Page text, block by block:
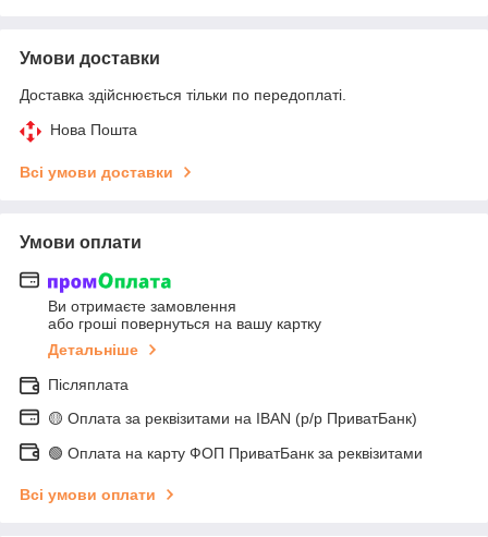
Умови доставки
Доставка здійснюється тільки по передоплаті.
Нова Пошта
Всі умови доставки
Умови оплати
Ви отримаєте замовлення
або гроші повернуться на вашу картку
Детальніше
Післяплата
🟡 Оплата за реквізитами на IBAN (р/р ПриватБанк)
🟢 Оплата на карту ФОП ПриватБанк за реквізитами
Всі умови оплати